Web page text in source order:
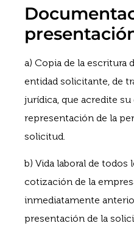
a) Copia de la escritura
entidad solicitante, de
jurídica, que acredite
representación de la
solicitud.
b) Vida laboral de
cotización de la
inmediatamente
presentación de la